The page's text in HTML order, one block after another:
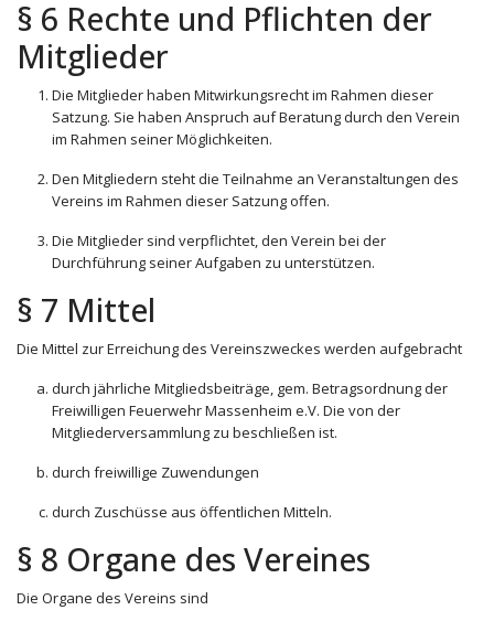
§ 6 Rechte und Pflichten der
Mitglieder
Die Mitglieder haben Mitwirkungsrecht im Rahmen dieser
Satzung. Sie haben Anspruch auf Beratung durch den Verein
im Rahmen seiner Möglichkeiten.
Den Mitgliedern steht die Teilnahme an Veranstaltungen des
Vereins im Rahmen dieser Satzung offen.
Die Mitglieder sind verpflichtet, den Verein bei der
Durchführung seiner Aufgaben zu unterstützen.
§ 7 Mittel
Die Mittel zur Erreichung des Vereinszweckes werden aufgebracht
durch jährliche Mitgliedsbeiträge, gem. Betragsordnung der
Freiwilligen Feuerwehr Massenheim e.V. Die von der
Mitgliederversammlung zu beschließen ist.
durch freiwillige Zuwendungen
durch Zuschüsse aus öffentlichen Mitteln.
§ 8 Organe des Vereines
Die Organe des Vereins sind